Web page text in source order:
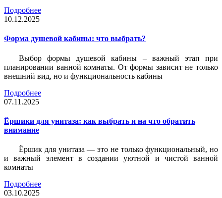
Подробнее
10.12.2025
Форма душевой кабины: что выбрать?
Выбор формы душевой кабины – важный этап при
планировании ванной комнаты. От формы зависит не только
внешний вид, но и функциональность кабины
Подробнее
07.11.2025
Ёршики для унитаза: как выбрать и на что обратить
внимание
Ёршик для унитаза — это не только функциональный, но
и важный элемент в создании уютной и чистой ванной
комнаты
Подробнее
03.10.2025